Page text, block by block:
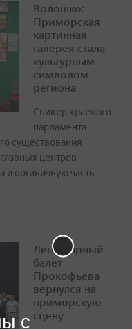
Волошко:
Приморская
картинная
галерея стала
культурным
символом
региона
Спикер краевого
парламента
существования
центров
и органичную часть
Легендарный
балет
Прокофьева
вернулся на
приморскую
сцену
с